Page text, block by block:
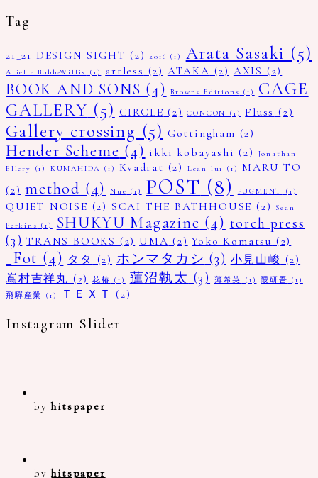
Tag
21_21 DESIGN SIGHT (2) 2016 (1) Arata Sasaki (5)
Arielle Bobb-Willis (1) artless (2) ATAKA (2) AXIS (2)
BOOK AND SONS (4) Browns Editions (1)
CAGE
GALLERY (5) CIRCLE (2) CONCON (1) Fluss (2)
Gallery crossing (5) Gottingham (2)
Hender Scheme (4) ikki kobayashi (2)
Jonathan
Ellery
(1) KUMAHIDA (1) Kvadrat (2) Lean lui (1)
MARU TO
(2) method (4) Nue (1) POST (8) PUGMENT (1)
QUIET NOISE (2) SCAI THE BATHHOUSE (2)
Sean
Perkins (1) SHUKYU Magazine (4) torch press
(3) TRANS BOOKS (2) UMA (2) Yoko Komatsu (2)
_Fot (4) タタ (2) ホンマタカシ (3) 小見山峻 (2)
嶌村吉祥丸 (2) 花椿 (1) 蓮沼執太 (3) 薄希英 (1) 隈研吾 (1)
飛驒産業
(1) ＴＥＸＴ (2)
Instagram Slider
byhitspaper
byhitspaper